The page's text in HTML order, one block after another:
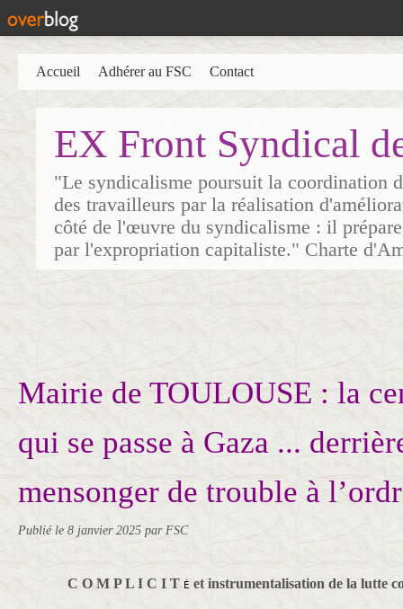
EX Front Syndical
"Le syndicalisme poursuit la coordination
des travailleurs par la réalisation
côté de l'œuvre du syndicalisme : il
par l'expropriation capitaliste." Charte
Accueil Adhérer au FSC Contact
Mairie de TOULOUSE : la
qui se passe à Gaza ...
mensonger de trouble à
Publié le 8 janvier 2025 par FSC
C O M P L I C I T É et instrumentalisation de la lutte